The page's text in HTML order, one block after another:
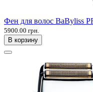
Фен для волос BaByliss
5900.00 грн.
В корзину